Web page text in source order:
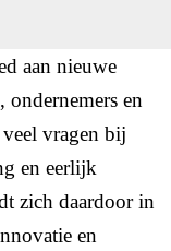
aan nieuwe
ondernemers en
vragen bij
en eerlijk
zich daardoor in
en